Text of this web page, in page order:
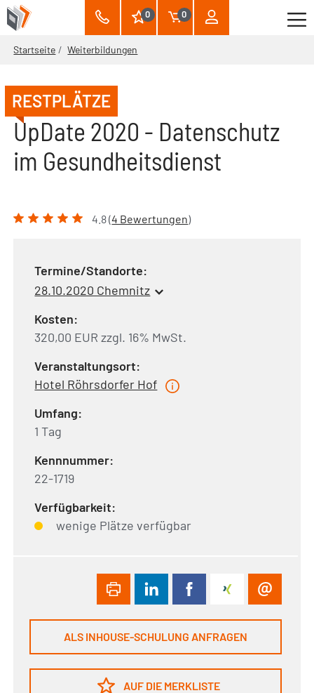
0 0
Startseite Weiterbildungen
RESTPLÄTZE
UpDate 2020 - Datenschutz
im Gesundheitsdienst
4.8 (4 Bewertungen)
Termine/Standorte:
28.10.2020 Chemnitz
Kosten:
320,00 EUR zzgl. 16% MwSt.
Veranstaltungsort:
Hotel Röhrsdorfer Hof
Umfang:
1 Tag
Kennnummer:
22-1719
Verfügbarkeit:
wenige Plätze verfügbar
ALS INHOUSE-SCHULUNG ANFRAGEN
AUF DIE MERKLISTE